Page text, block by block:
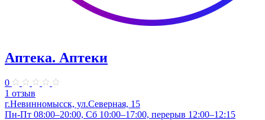
Аптека. Аптеки
0
1 отзыв
г.Невинномысск, ул.Северная, 15
Пн-Пт 08:00–20:00, Сб 10:00–17:00, перерыв 12:00–12:15